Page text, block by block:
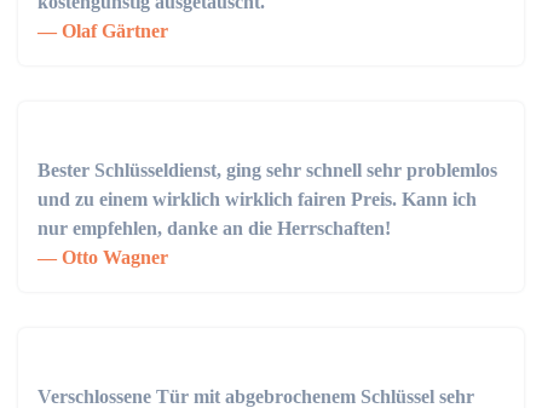
Olaf Gärtner
Bester Schlüsseldienst, ging sehr schnell sehr problemlos
und zu einem wirklich wirklich fairen Preis. Kann ich
nur empfehlen, danke an die Herrschaften!
Otto Wagner
Verschlossene Tür mit abgebrochenem Schlüssel sehr